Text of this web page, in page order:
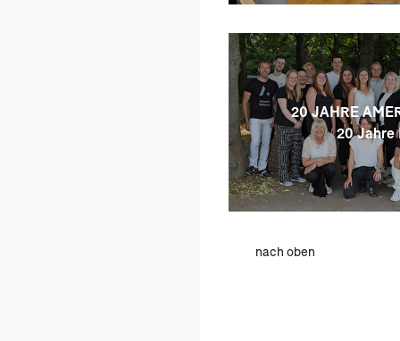
20 JAHRE
20 Jahre
nach oben